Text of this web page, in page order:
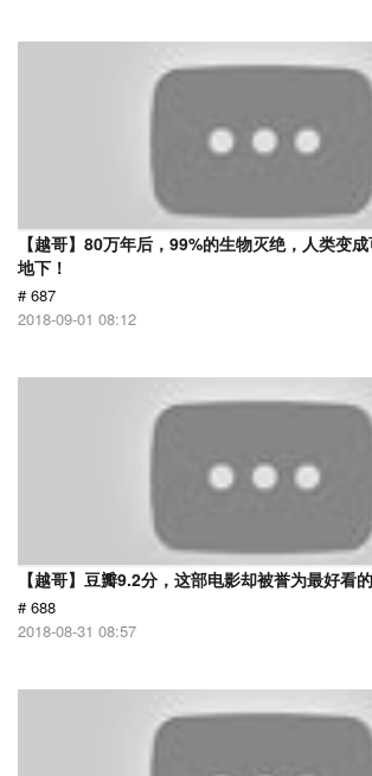
【越哥】80万年后，99%的生物灭绝，人类变
地下！
# 687
2018-09-01 08:12
【越哥】豆瓣9.2分，这部电影却被誉为最好看
# 688
2018-08-31 08:57